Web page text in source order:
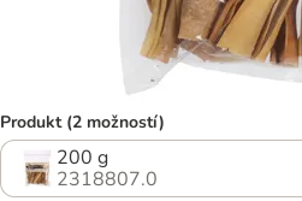
Produkt (2 možností)
200 g
2318807.0